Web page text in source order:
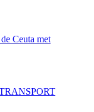
Ceuta met